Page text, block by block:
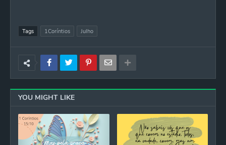
Tags 1Coríntios Julho
YOU MIGHT LIKE